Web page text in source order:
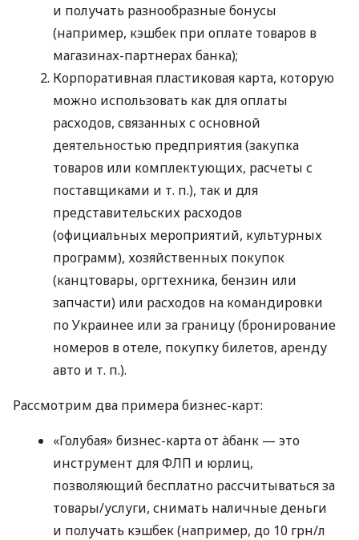
и получать разнообразные бонусы
(например, кэшбек при оплате товаров в
магазинах-партнерах банка);
Корпоративная пластиковая карта, которую
можно использовать как для оплаты
расходов, связанных с основной
деятельностью предприятия (закупка
товаров или комплектующих, расчеты с
поставщиками и т. п.), так и для
представительских расходов
(официальных мероприятий, культурных
программ), хозяйственных покупок
(канцтовары, оргтехника, бензин или
запчасти) или расходов на командировки
по Украинее или за границу (бронирование
номеров в отеле, покупку билетов, аренду
авто и т. п.).
Рассмотрим два примера бизнес-карт:
«Голубая» бизнес-карта от àбанк — это
инструмент для ФЛП и юрлиц,
позволяющий бесплатно рассчитываться за
товары/услуги, снимать наличные деньги
и получать кэшбек (например, до 10 грн/л